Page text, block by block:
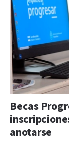
Becas
anotarse